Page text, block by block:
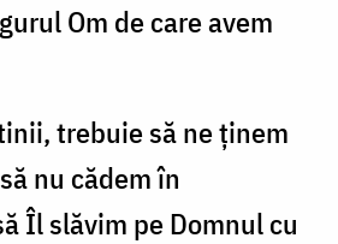
Om de care avem
trebuie să ne ținem
nu cădem în
Îl slăvim pe Domnul cu